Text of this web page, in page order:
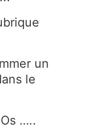
un
le
…..